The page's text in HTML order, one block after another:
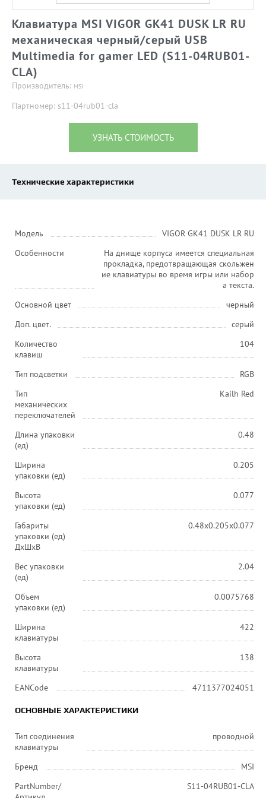
Клавиатура MSI VIGOR GK41 DUSK LR RU
механическая черный/серый USB
Multimedia for gamer LED (S11-04RUB01-
CLA)
Производитель: MSI
Партномер: s11-04rub01-cla
УЗНАТЬ СТОИМОСТЬ
Технические характеристики
Модель
VIGOR GK41 DUSK LR RU
Особенности
На днище корпуса имеется специальная
прокладка, предотвращающая скольжен
ие клавиатуры во время игры или набор
а текста.
Основной цвет
черный
Доп. цвет.
серый
Количество
клавиш
104
Тип подсветки
RGB
Тип
механических
переключателей
Kailh Red
Длина упаковки
(ед)
0.48
Ширина
упаковки (ед)
0.205
Высота
упаковки (ед)
0.077
Габариты
упаковки (ед)
ДхШхВ
0.48x0.205x0.077
Вес упаковки
(ед)
2.04
Объем
упаковки (ед)
0.0075768
Ширина
клавиатуры
422
Высота
клавиатуры
138
EANCode 4711377024051
ОСНОВНЫЕ ХАРАКТЕРИСТИКИ
Тип соединения
клавиатуры
проводной
Бренд
MSI
PartNumber/
S11-04RUB01-CLA